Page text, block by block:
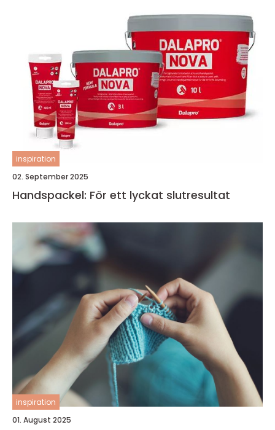
inspiration
02. September 2025
Handspackel: För ett lyckat slutresultat
inspiration
01. August 2025